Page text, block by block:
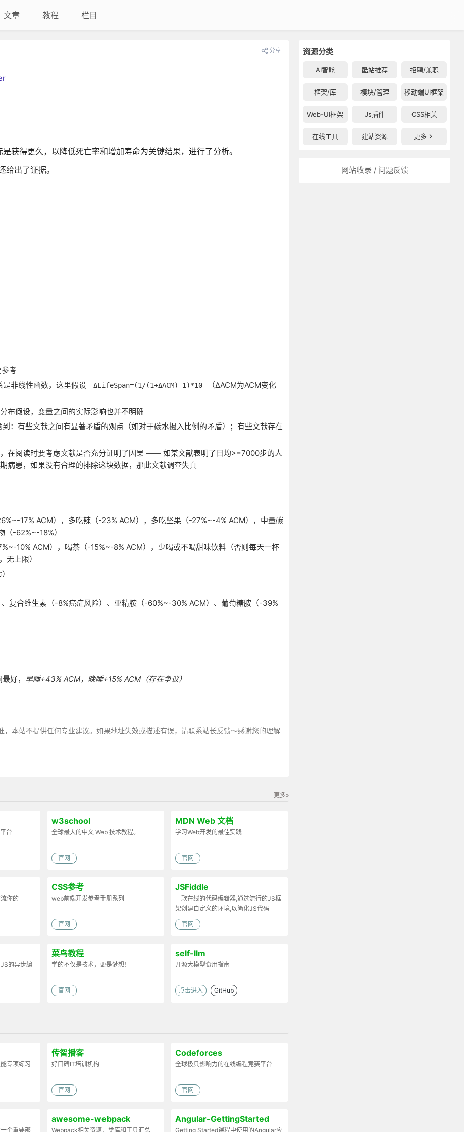
文章 教程 栏目
资源分类
AI智能 酷站推荐 招聘/兼职
框架/库 模块/管理 移动端UI框架
Web-UI框架 Js插件 CSS相关
在线工具 建站资源 更多
网站收录 / 问题反馈
分享
获得更久，以降低死亡率和增加寿命为关键结果，进行了分析。
出了证据。
考
非线性函数，这里假设
ΔLifeSpan=(1/(1+ΔACM)-1)*10
（ΔACM为ACM变化
布假设，变量之间的实际影响也并不明确
：有些文献之间有显著矛盾的观点（如对于碳水摄入比例的矛盾）；有些文献存在
在阅读时要考虑文献是否充分证明了因果 —— 如某文献表明了日均>=7000步的人
病患，如果没有合理的排除这块数据，那此文献调查失真
17% ACM），多吃辣（-23% ACM），多吃坚果（-27%~-4% ACM），中量碳
-62%~-18%）
10% ACM），喝茶（-15%~-8% ACM），少喝或不喝甜味饮料（否则每天一杯
无上限）
复合维生素（-8%癌症风险）、亚精胺（-60%~-30% ACM）、葡萄糖胺（-39%
好， 早睡+43% ACM，晚睡+15% ACM（存在争议）
本站不提供任何专业建议。如果地址失效或描述有误，请联系站长反馈～感谢您的理解
更多»
台
w3school
全球最大的中文 Web 技术教程。
官网
MDN Web 文档
学习Web开发的最佳实践
官网
你的
CSS参考
web前端开发参考手册系列
官网
JSFiddle
一款在线的代码编辑器,通过流行的JS框
架创建自定义的环境,以简化JS代码
官网
的异步编
菜鸟教程
学的不仅是技术，更是梦想！
官网
self-llm
开源大模型食用指南
点击进入 GitHub
专项练习
传智播客
好口碑IT培训机构
官网
Codeforces
全球极具影响力的在线编程竞赛平台
官网
个重要部
awesome-webpack
Webpack相关资源，类库和工具汇总
Angular-GettingStarted
Getting Started课程中使用的Angular应